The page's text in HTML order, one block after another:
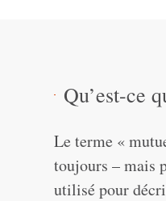
Qu’est-ce
Le terme «
toujours – mais
utilisé pour